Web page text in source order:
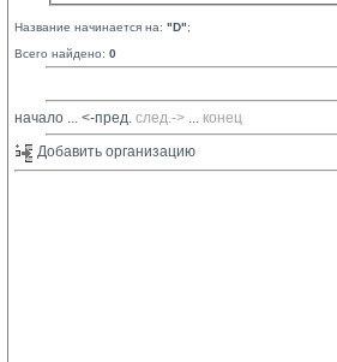
Название начинается на: "D";
Всего найдено: 0
начало ... <-пред. след.-> ... конец
Добавить организацию